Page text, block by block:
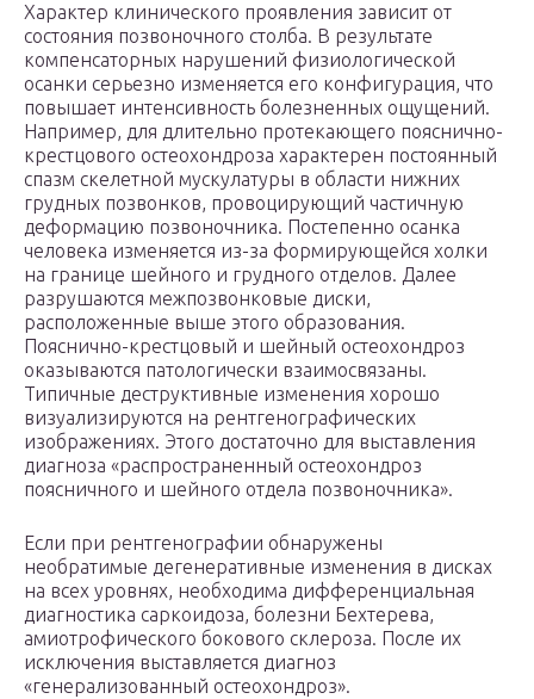
Характер клинического проявления зависит от
состояния позвоночного столба. В результате
компенсаторных нарушений физиологической
осанки серьезно изменяется его конфигурация, что
повышает интенсивность болезненных ощущений.
Например, для длительно протекающего пояснично-
крестцового остеохондроза характерен постоянный
спазм скелетной мускулатуры в области нижних
грудных позвонков, провоцирующий частичную
деформацию позвоночника. Постепенно осанка
человека изменяется из-за формирующейся холки
на границе шейного и грудного отделов. Далее
разрушаются межпозвонковые диски,
расположенные выше этого образования.
Пояснично-крестцовый и шейный остеохондроз
оказываются патологически взаимосвязаны.
Типичные деструктивные изменения хорошо
визуализируются на рентгенографических
изображениях. Этого достаточно для выставления
диагноза «распространенный остеохондроз
поясничного и шейного отдела позвоночника».
Если при рентгенографии обнаружены
необратимые дегенеративные изменения в дисках
на всех уровнях, необходима дифференциальная
диагностика саркоидоза, болезни Бехтерева,
амиотрофического бокового склероза. После их
исключения выставляется диагноз
«генерализованный остеохондроз».